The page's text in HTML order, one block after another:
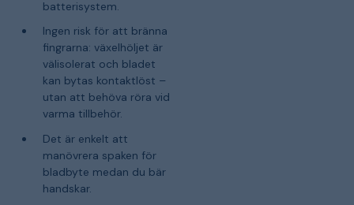
batterisystem.
Ingen risk för att bränna
fingrarna: växelhöljet är
välisolerat och bladet
kan bytas kontaktlöst –
utan att behöva röra vid
varma tillbehör.
Det är enkelt att
manövrera spaken för
bladbyte medan du bär
handskar.